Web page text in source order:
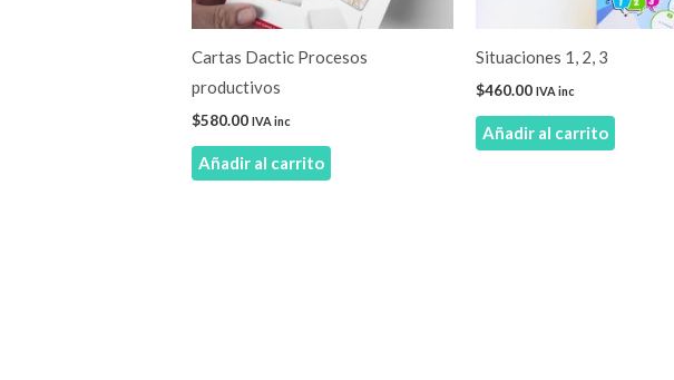
Cartas Dactic Procesos
productivos
$580.00 IVA inc
Añadir al carrito
Situaciones 1, 2, 3
$460.00 IVA inc
Añadir al carrito